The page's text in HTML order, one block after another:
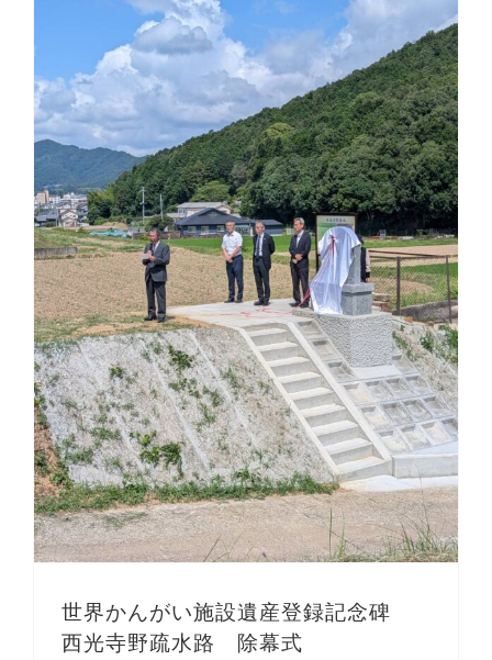
世界かんがい施設遺産登録記念碑
西光寺野疏水路 除幕式